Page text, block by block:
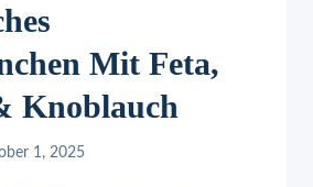
Mit Feta,
Knoblauch
1, 2025